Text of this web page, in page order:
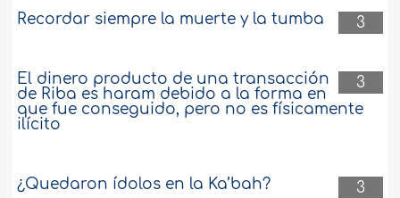
3
Recordar siempre la muerte y la tumba
3
El dinero producto de una transacción
de Riba es haram debido a la forma en
que fue conseguido, pero no es físicamente
ilícito
3
¿Quedaron ídolos en la Ka’bah?